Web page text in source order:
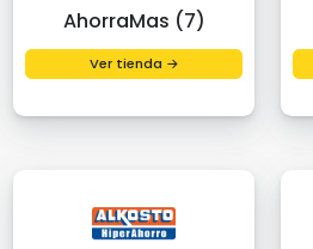
AhorraMas (7)
Ver tienda →